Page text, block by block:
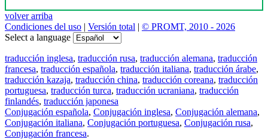
volver arriba
Condiciones del uso | Versión total | © PROMT, 2010 - 2026
Select a language
traducción inglesa, traducción rusa, traducción alemana, traducción
francesa, traducción española, traducción italiana, traducción árabe,
traducción kazaja, traducción china, traducción coreana, traducción
portuguesa, traducción turca, traducción ucraniana, traducción
finlandés, traducción japonesa
Conjugación española, Conjugación inglesa, Conjugación alemana,
Conjugación italiana, Conjugación portuguesa, Conjugación rusa,
Conjugación francesa.